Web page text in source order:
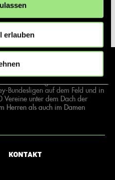
erlauben
für die Organisation und
Bundesligen auf dem Feld und in
Vereine unter dem Dach der
Herren als auch im Damen
Kontakt